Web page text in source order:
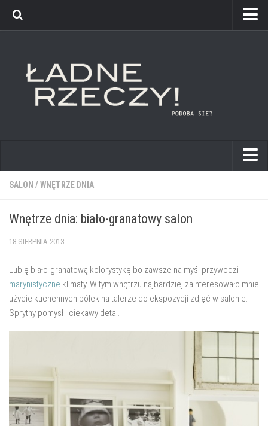
kuchnie
pokoje dziecięce
salon
Przedpokój
Balkon
zrób to sam!
wnętrze dnia
SALON / WNĘTRZE DNIA
Wnętrze dnia: biało-granatowy salon
18 SIERPNIA 2013
Lubię biało-granatową kolorystykę bo zawsze na myśl przywodzi
marynistyczne klimaty. W tym wnętrzu najbardziej zainteresowało mnie
użycie kuchennych półek na talerze do ekspozycji zdjęć w salonie.
Sprytny pomysł i ciekawy detal.